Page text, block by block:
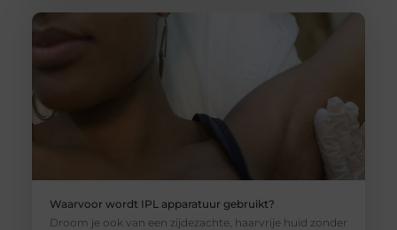
Waarvoor wordt IPL apparatuur gebruikt?
Droom je ook van een zijdezachte, haarvrije huid zonder